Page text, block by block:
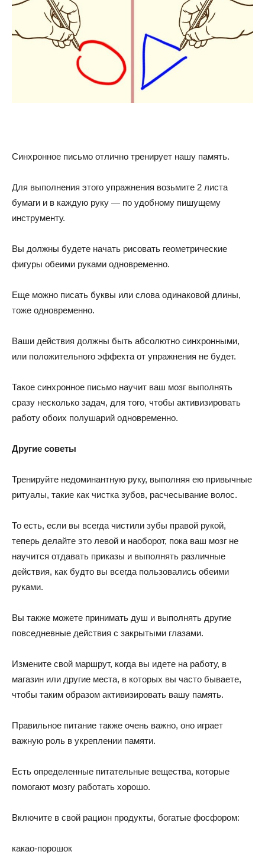
Синхронное письмо отлично тренирует нашу память.
Для выполнения этого упражнения возьмите 2 листа
бумаги и в каждую руку — по удобному пишущему
инструменту.
Вы должны будете начать рисовать геометрические
фигуры обеими руками одновременно.
Еще можно писать буквы или слова одинаковой длины,
тоже одновременно.
Ваши действия должны быть абсолютно синхронными,
или положительного эффекта от упражнения не будет.
Такое синхронное письмо научит ваш мозг выполнять
сразу несколько задач, для того, чтобы активизировать
работу обоих полушарий одновременно.
Другие советы
Тренируйте недоминантную руку, выполняя ею привычные
ритуалы, такие как чистка зубов, расчесывание волос.
То есть, если вы всегда чистили зубы правой рукой,
теперь делайте это левой и наоборот, пока ваш мозг не
научится отдавать приказы и выполнять различные
действия, как будто вы всегда пользовались обеими
руками.
Вы также можете принимать душ и выполнять другие
повседневные действия с закрытыми глазами.
Измените свой маршрут, когда вы идете на работу, в
магазин или другие места, в которых вы часто бываете,
чтобы таким образом активизировать вашу память.
Правильное питание также очень важно, оно играет
важную роль в укреплении памяти.
Есть определенные питательные вещества, которые
помогают мозгу работать хорошо.
Включите в свой рацион продукты, богатые фосфором:
какао-порошок